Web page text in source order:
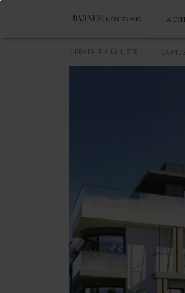
REVENIR À LA LISTE